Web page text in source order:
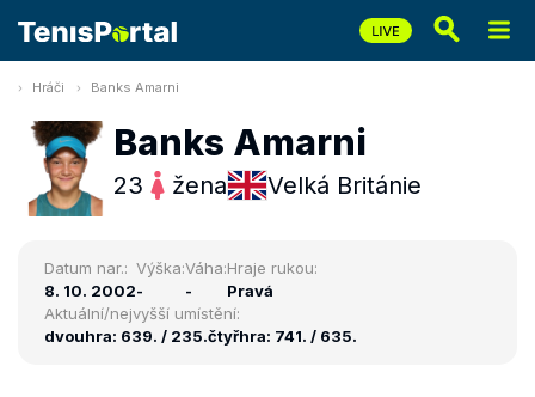
Hráči Banks Amarni
Banks Amarni
23 žena Velká Británie
Datum nar.:
8. 10. 2002
Výška:
-
Váha:
-
Hraje rukou:
Pravá
Aktuální/nejvyšší umístění:
dvouhra: 639. / 235.čtyřhra: 741. / 635.